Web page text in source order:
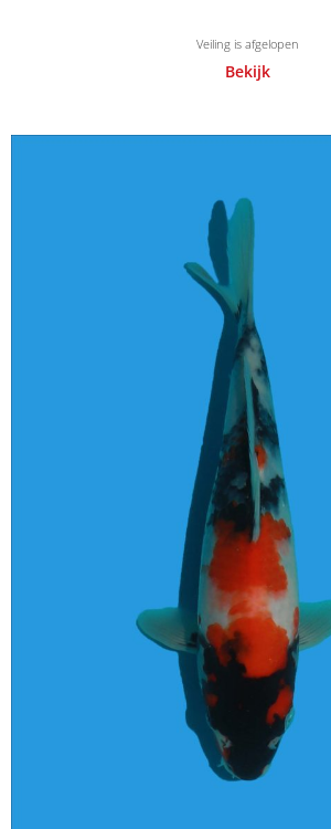
Veiling is afgelopen
Bekijk